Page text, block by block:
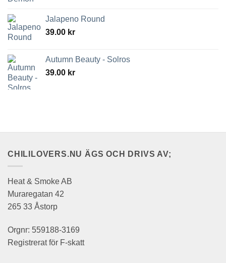
Jalapeno Round
39.00 kr
Autumn Beauty - Solros
39.00 kr
CHILILOVERS.NU ÄGS OCH DRIVS AV;
Heat & Smoke AB
Muraregatan 42
265 33 Åstorp
Orgnr: 559188-3169
Registrerat för F-skatt